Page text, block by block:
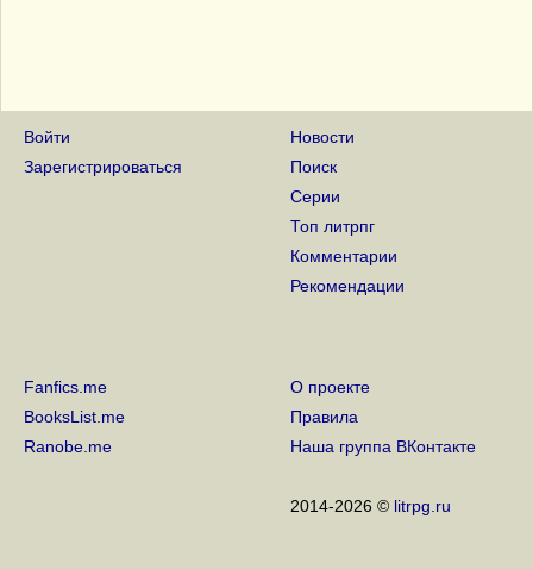
Войти
Зарегистрироваться
Новости
Поиск
Серии
Топ литрпг
Комментарии
Рекомендации
Fanfics.me
BooksList.me
Ranobe.me
О проекте
Правила
Наша группа ВКонтакте
2014-2026 © litrpg.ru